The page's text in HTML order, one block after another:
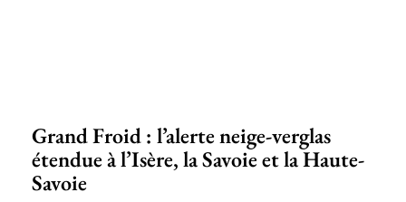
Grand Froid : l’alerte neige-verglas
étendue à l’Isère, la Savoie et la Haute-
Savoie